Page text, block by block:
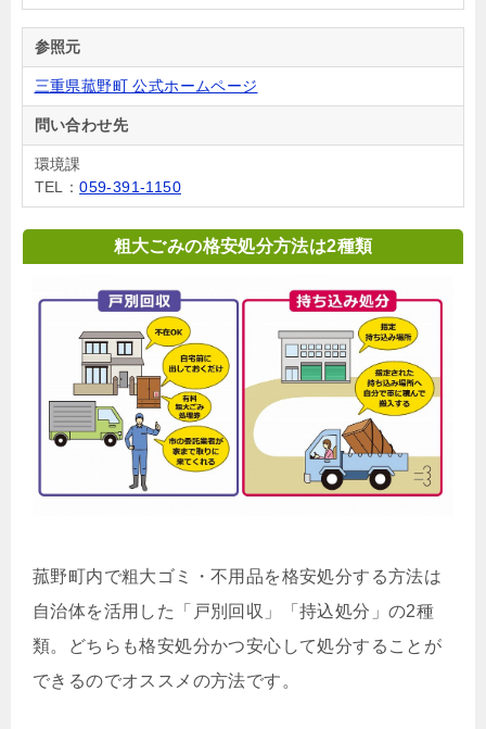
参照元
三重県菰野町 公式ホームページ
問い合わせ先
環境課
TEL：059-391-1150
粗大ごみの格安処分方法は2種類
菰野町内で粗大ゴミ・不用品を格安処分する方法は
自治体を活用した「戸別回収」「持込処分」の2種
類。どちらも格安処分かつ安心して処分することが
できるのでオススメの方法です。